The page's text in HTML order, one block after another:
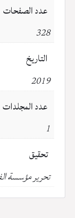
عدد الصفحات
328
التاريخ
2019
عدد المجلدات
1
تحقيق
تحرير مؤسسة